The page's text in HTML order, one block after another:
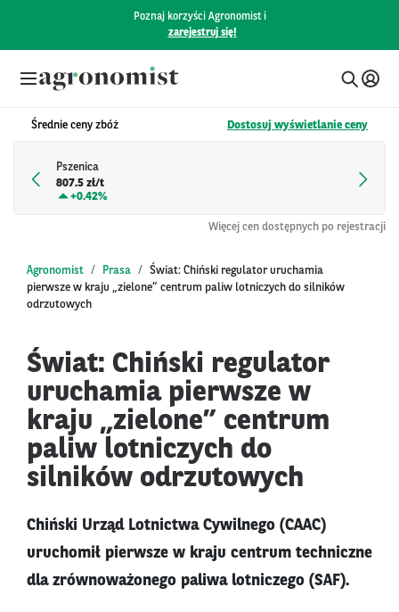
Poznaj korzyści Agronomist i
zarejestruj się!
Średnie ceny zbóż Dostosuj wyświetlanie ceny
Pszenica
807.5 zł/t
+0.42%
Więcej cen dostępnych po rejestracji
Agronomist Prasa
Świat: Chiński regulator uruchamia
pierwsze w kraju „zielone” centrum paliw lotniczych do silników
odrzutowych
Świat: Chiński regulator
uruchamia pierwsze w
kraju „zielone” centrum
paliw lotniczych do
silników odrzutowych
Chiński Urząd Lotnictwa Cywilnego (CAAC)
uruchomił pierwsze w kraju centrum techniczne
dla zrównoważonego paliwa lotniczego (SAF).